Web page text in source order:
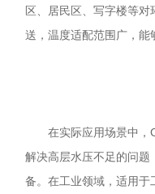
区、居民区、写字楼等
送，温度适配范围广，
在实际应用场景中，
解决高层水压不足的问
备。在工业领域，适用